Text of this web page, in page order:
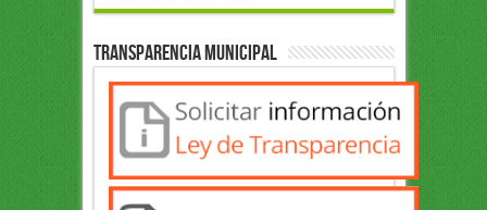
Transparencia Municipal